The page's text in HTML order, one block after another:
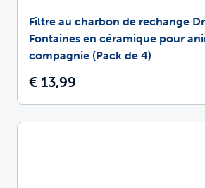
Filtre au charbon de rechange
Fontaines en céramique pour
compagnie (Pack de 4)
€ 13,99